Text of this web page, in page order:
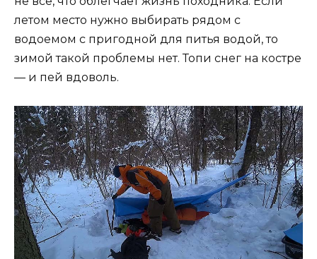
летом место нужно выбирать рядом с
водоемом с пригодной для питья водой, то
зимой такой проблемы нет. Топи снег на костре
— и пей вдоволь.